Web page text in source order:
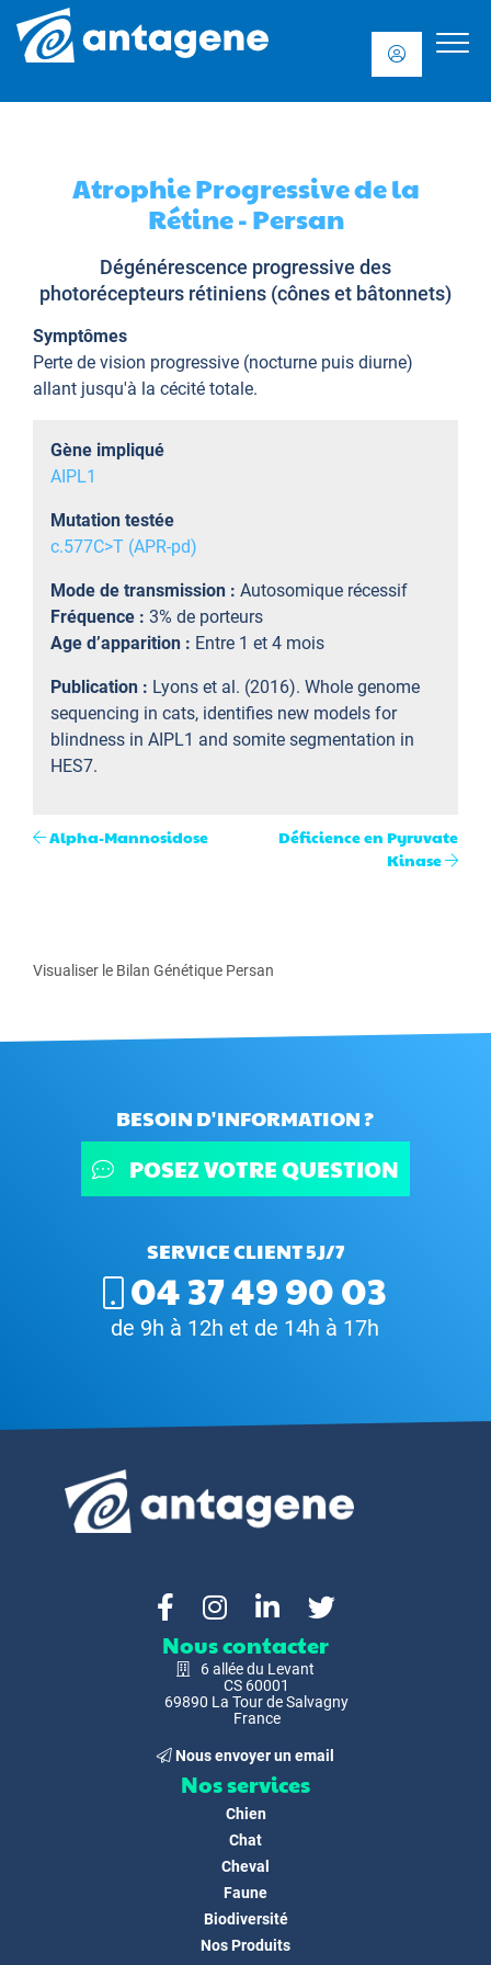
Atrophie Progressive de la
Rétine - Persan
Dégénérescence progressive des
photorécepteurs rétiniens (cônes et bâtonnets)
Symptômes
Perte de vision progressive (nocturne puis diurne)
allant jusqu'à la cécité totale.
Gène impliqué
AIPL1
Mutation testée
c.577C>T (APR-pd)
Mode de transmission : Autosomique récessif
Fréquence : 3% de porteurs
Age d’apparition : Entre 1 et 4 mois
Publication : Lyons et al. (2016). Whole genome
sequencing in cats, identifies new models for
blindness in AIPL1 and somite segmentation in
HES7.
Alpha-Mannosidose
Déficience en Pyruvate
Kinase
Visualiser le Bilan Génétique Persan
BESOIN D'INFORMATION ?
POSEZ VOTRE QUESTION
SERVICE CLIENT 5J/7
04 37 49 90 03
de 9h à 12h et de 14h à 17h
Nous contacter
6 allée du Levant
CS 60001
69890 La Tour de Salvagny
France
Nous envoyer un email
Nos services
Chien
Chat
Cheval
Faune
Biodiversité
Nos Produits